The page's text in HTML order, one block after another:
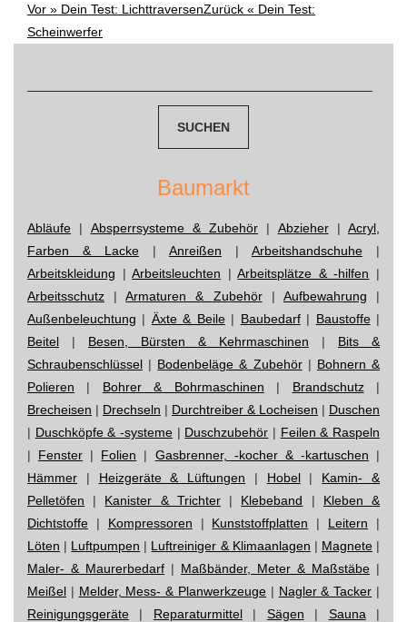
Post
Vor » Dein Test: LichttraversenZurück « Dein Test:
Scheinwerfer
Baumarkt
Abläufe | Absperrsysteme & Zubehör | Abzieher| Acryl,
Farben & Lacke | Anreißen | Arbeitshandschuhe |
Arbeitskleidung |Arbeitsleuchten |Arbeitsplätze & -hilfen |
Arbeitsschutz |Armaturen & Zubehör| Aufbewahrung |
Außenbeleuchtung | Äxte & Beile| Baubedarf| Baustoffe|
Beitel | Besen, Bürsten & Kehrmaschinen | Bits &
Schraubenschlüssel | Bodenbeläge & Zubehör| Bohnern &
Polieren | Bohrer & Bohrmaschinen | Brandschutz|
Brecheisen | Drechseln | Durchtreiber & Locheisen | Duschen
| Duschköpfe & -systeme | Duschzubehör | Feilen & Raspeln
| Fenster | Folien | Gasbrenner, -kocher & -kartuschen |
Hämmer | Heizgeräte & Lüftungen | Hobel| Kamin- &
Pelletöfen | Kanister & Trichter| Klebeband | Kleben &
Dichtstoffe | Kompressoren | Kunststoffplatten | Leitern |
Löten | Luftpumpen | Luftreiniger & Klimaanlagen | Magnete|
Maler- & Maurerbedarf | Maßbänder, Meter & Maßstäbe |
Meißel | Melder, Mess- & Planwerkzeuge | Nagler & Tacker |
Reinigungsgeräte | Reparaturmittel| Sägen | Sauna |